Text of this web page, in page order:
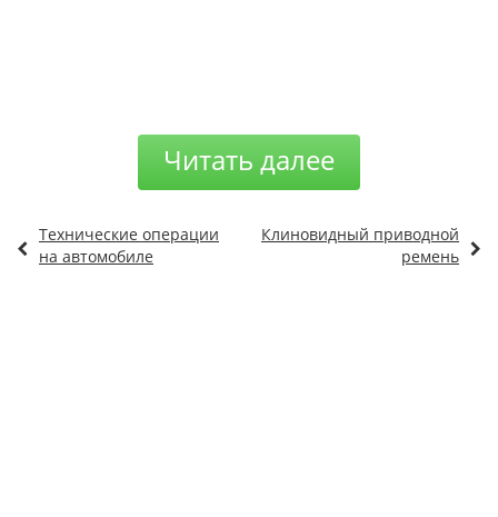
Читать далее
Технические операции
на автомобиле
Клиновидный приводной
ремень